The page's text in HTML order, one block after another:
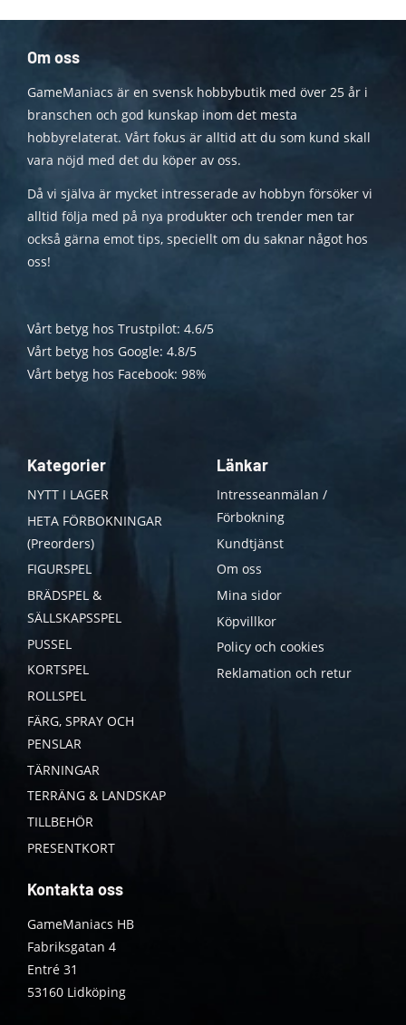
Om oss
GameManiacs är en svensk hobbybutik med över 25 år i
branschen och god kunskap inom det mesta
hobbyrelaterat. Vårt fokus är alltid att du som kund skall
vara nöjd med det du köper av oss.
Då vi själva är mycket intresserade av hobbyn försöker vi
alltid följa med på nya produkter och trender men tar
också gärna emot tips, speciellt om du saknar något hos
oss!
Vårt betyg hos Trustpilot: 4.6/5
Vårt betyg hos Google: 4.8/5
Vårt betyg hos Facebook: 98%
Kategorier
NYTT I LAGER
HETA FÖRBOKNINGAR
(Preorders)
FIGURSPEL
BRÄDSPEL &
SÄLLSKAPSSPEL
PUSSEL
KORTSPEL
ROLLSPEL
FÄRG, SPRAY OCH
PENSLAR
TÄRNINGAR
TERRÄNG & LANDSKAP
TILLBEHÖR
PRESENTKORT
Länkar
Intresseanmälan /
Förbokning
Kundtjänst
Om oss
Mina sidor
Köpvillkor
Policy och cookies
Reklamation och retur
Kontakta oss
GameManiacs HB
Fabriksgatan 4
Entré 31
53160 Lidköping